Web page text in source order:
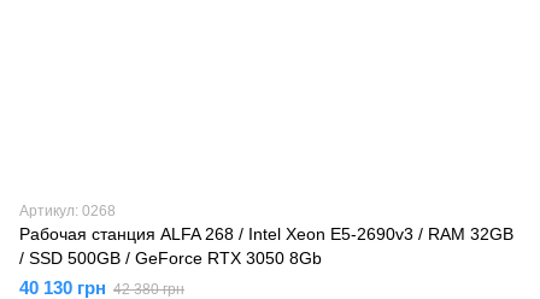
Артикул: 0268
Рабочая станция ALFA 268 / Intel Xeon E5-2690v3 / RAM 32GB
/ SSD 500GB / GeForce RTX 3050 8Gb
40 130 грн 42 380 грн